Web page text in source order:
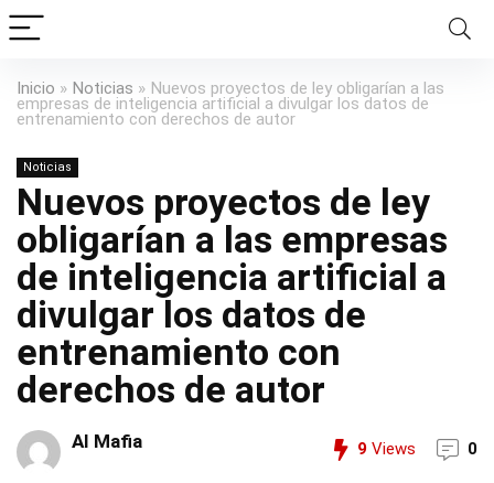
Inicio » Noticias » Nuevos proyectos de ley obligarían a las
empresas de inteligencia artificial a divulgar los datos de
entrenamiento con derechos de autor
Noticias
Nuevos proyectos de ley
obligarían a las empresas
de inteligencia artificial a
divulgar los datos de
entrenamiento con
derechos de autor
AI Mafia 9 Views 0